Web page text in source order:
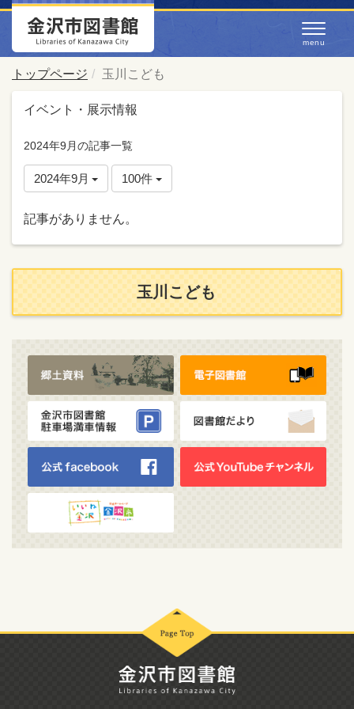
トップページ 玉川こども
イベント・展示情報
2024年9月の記事一覧
2024年9月 100件
記事がありません。
玉川こども